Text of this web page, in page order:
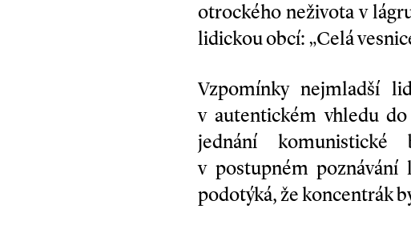
otrockého neživota v
lidickou obcí: „Celá
Vzpomínky nejmladší
v autentickém vhledu
jednání komunistické
v postupném poznávání
podotýká, že koncentrák